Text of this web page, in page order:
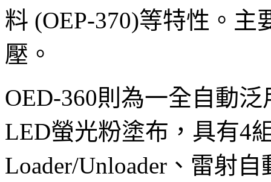
料 (OEP-370)等特性。
壓。
OED-360則為一全自動
LED螢光粉塗布，具有4
Loader/Unloader、雷射